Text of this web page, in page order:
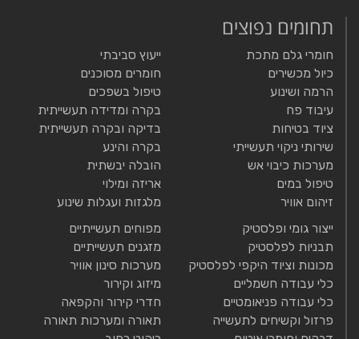
תחומים נפוצים
חומרי גלם מתכת
כיול מכשירים
הרמה ושינוע
עיבוד פח
ציוד בטיחות
שירותי ניקוי תעשייתי
מערכות כיבוי אש
טיפול במים
זיהום אוויר
ייעוץ סביבתי
חומרים מסוכנים
טיפול בשפכים
בקרה ומדידה תעשייתית
בדיקה ובקרה תעשייתית
בקרה והינע
הובלה יבשתית
אריזה ומילוי
מלגזות ועגלות שינוע
ייצור גומי ופלסטיק
תבניות לפלסטיק
מכונות וציוד היקפי לפלסטיק
כלי עבודה חשמליים
כלי עבודה פניאומטיים
פרזול וקשיחים לתעשייה
מפוחים תעשייתיים
מזגנים תעשייתיים
מערכות סינון אוויר
מיזוג וקירור
חדרי קירור והקפאה
תאורה ומערכות תאורה